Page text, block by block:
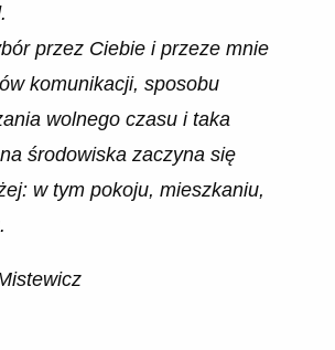
przez Ciebie i przeze mnie
komunikacji, sposobu
wolnego czasu i taka
środowiska zaczyna się
w tym pokoju, mieszkaniu,